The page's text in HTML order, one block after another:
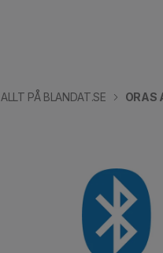
ALLT PÅ BLANDAT.SE ORAS